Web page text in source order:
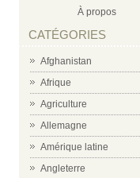
À propos
CATÉGORIES
Afghanistan
Afrique
Agriculture
Allemagne
Amérique latine
Angleterre